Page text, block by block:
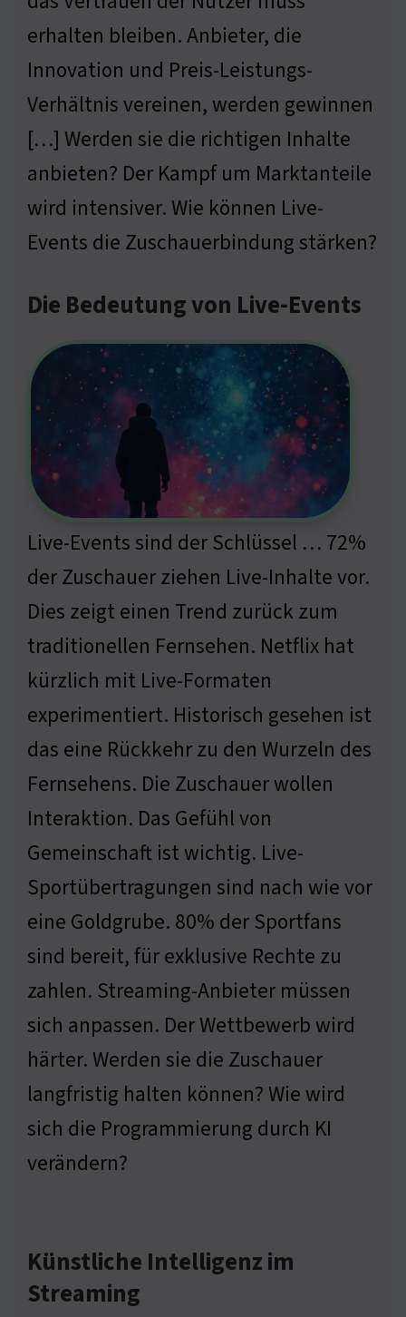
erhalten bleiben. Anbieter, die
Innovation und Preis-Leistungs-
Verhältnis vereinen, werden gewinnen
[…] Werden sie die richtigen Inhalte
anbieten? Der Kampf um Marktanteile
wird intensiver. Wie können Live-
Events die Zuschauerbindung stärken?
Die Bedeutung von Live-Events
Live-Events sind der Schlüssel … 72%
der Zuschauer ziehen Live-Inhalte vor.
Dies zeigt einen Trend zurück zum
traditionellen Fernsehen. Netflix hat
kürzlich mit Live-Formaten
experimentiert. Historisch gesehen ist
das eine Rückkehr zu den Wurzeln des
Fernsehens. Die Zuschauer wollen
Interaktion. Das Gefühl von
Gemeinschaft ist wichtig. Live-
Sportübertragungen sind nach wie vor
eine Goldgrube. 80% der Sportfans
sind bereit, für exklusive Rechte zu
zahlen. Streaming-Anbieter müssen
sich anpassen. Der Wettbewerb wird
härter. Werden sie die Zuschauer
langfristig halten können? Wie wird
sich die Programmierung durch KI
verändern?
Künstliche Intelligenz im
Streaming